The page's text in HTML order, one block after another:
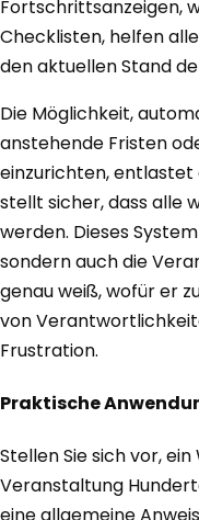
Fortschrittsanzeigen,
Checklisten, helfen
den aktuellen Stand
Die Möglichkeit,
anstehende Fristen
einzurichten,
stellt sicher, dass alle
werden. Dieses
sondern auch die
genau weiß, wofür er
von
Frustration.
Praktische
Stellen Sie sich vor,
Veranstaltung